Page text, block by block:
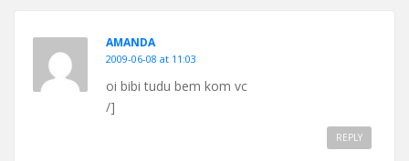
AMANDA
2009-06-08 at 11:03
oi bibi tudu bem kom vc
/]
REPLY